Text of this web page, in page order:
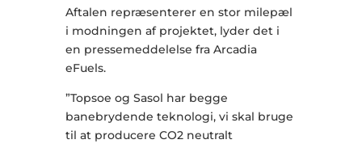
Aftalen repræsenterer en stor milepæl
i modningen af projektet, lyder det i
en pressemeddelelse fra Arcadia
eFuels.
”Topsoe og Sasol har begge
banebrydende teknologi, vi skal bruge
til at producere CO2 neutralt